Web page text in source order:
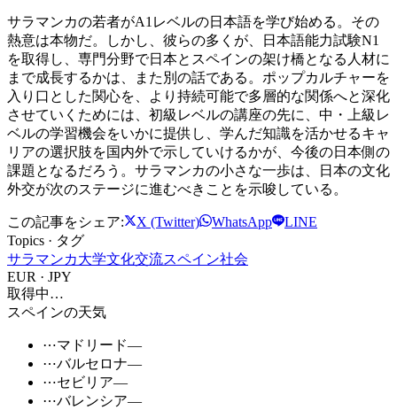
サラマンカの若者がA1レベルの日本語を学び始める。その
熱意は本物だ。しかし、彼らの多くが、日本語能力試験N1
を取得し、専門分野で日本とスペインの架け橋となる人材に
まで成長するかは、また別の話である。ポップカルチャーを
入り口とした関心を、より持続可能で多層的な関係へと深化
させていくためには、初級レベルの講座の先に、中・上級レ
ベルの学習機会をいかに提供し、学んだ知識を活かせるキャ
リアの選択肢を国内外で示していけるかが、今後の日本側の
課題となるだろう。サラマンカの小さな一歩は、日本の文化
外交が次のステージに進むべきことを示唆している。
この記事をシェア: X (Twitter) WhatsApp
LINE
Topics · タグ
サラマンカ大学文化交流スペイン社会
EUR · JPY
取得中…
スペインの天気
⋯マドリード—
⋯バルセロナ—
⋯セビリア—
⋯バレンシア—